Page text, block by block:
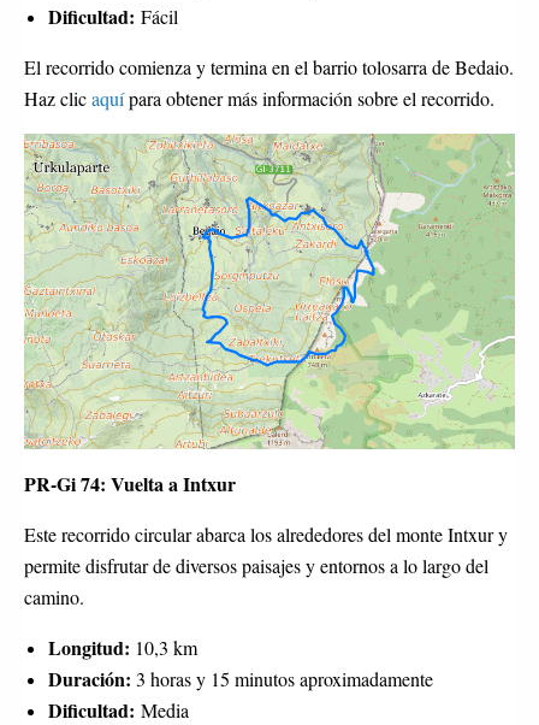
Dificultad: Fácil
El recorrido comienza y termina en el barrio tolosarra de Bedaio.
Haz clicaquípara obtener más información sobre el recorrido.
PR-Gi 74: Vuelta a Intxur
Este recorrido circular abarca los alrededores del monte Intxur y
permite disfrutar de diversos paisajes y entornos a lo largo del
camino.
Longitud: 10,3 km
Duración: 3 horas y 15 minutos aproximadamente
Dificultad: Media